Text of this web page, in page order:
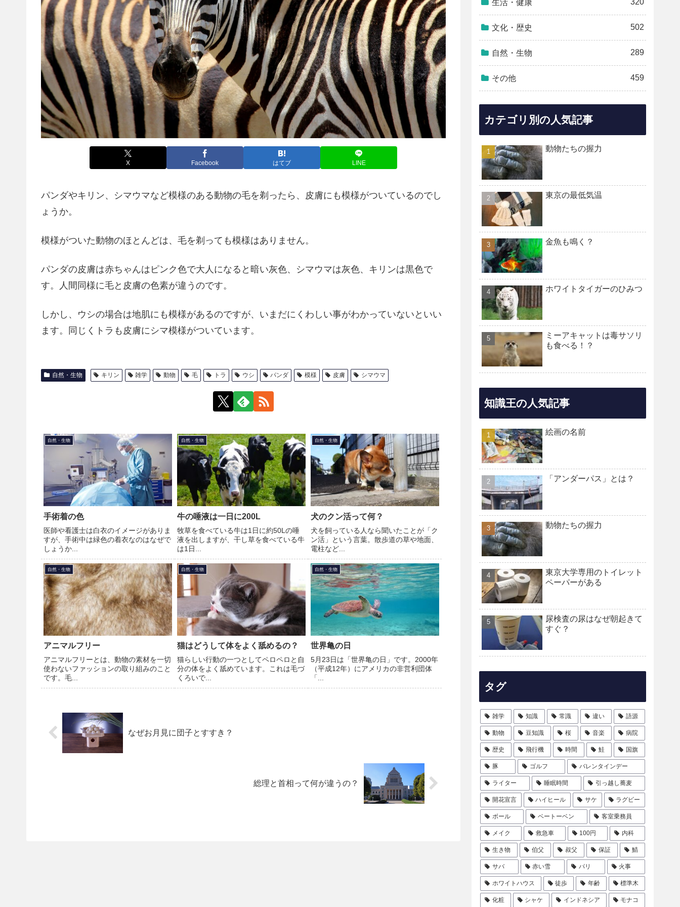
X Facebook はてブ LINE
パンダやキリン、シマウマなど模様のある動物の毛を剃ったら、皮膚にも模様がついているのでし
ょうか。
模様がついた動物のほとんどは、毛を剃っても模様はありません。
パンダの皮膚は赤ちゃんはピンク色で大人になると暗い灰色、シマウマは灰色、キリンは黒色で
す。人間同様に毛と皮膚の色素が違うのです。
しかし、ウシの場合は地肌にも模様があるのですが、いまだにくわしい事がわかっていないといい
ます。同じくトラも皮膚にシマ模様がついています。
自然・生物 キリン 雑学 動物 毛 トラ ウシ パンダ 模様 皮膚 シマウマ
自然・生物
手術着の色
医師や看護士は白衣のイメージがありま
すが、手術中は緑色の着衣なのはなぜで
しょうか...
自然・生物
牛の唾液は一日に200L
牧草を食べている牛は1日に約50Lの唾
液を出しますが、干し草を食べている牛
は1日...
自然・生物
犬のクン活って何？
犬を飼っている人なら聞いたことが「ク
ン活」という言葉。散歩道の草や地面、
電柱など...
自然・生物
アニマルフリー
アニマルフリーとは、動物の素材を一切
使わないファッションの取り組みのこと
です。毛...
自然・生物
猫はどうして体をよく舐めるの？
猫らしい行動の一つとしてペロペロと自
分の体をよく舐めています。これは毛づ
くろいで...
自然・生物
世界亀の日
5月23日は「世界亀の日」です。2000年
（平成12年）にアメリカの非営利団体
「...
なぜお月見に団子とすすき？
総理と首相って何が違うの？
生活・健康 320
文化・歴史 502
自然・生物 289
その他 459
カテゴリ別の人気記事
動物たちの握力
東京の最低気温
金魚も鳴く？
ホワイトタイガーのひみつ
ミーアキャットは毒サソリ
も食べる！？
知識王の人気記事
絵画の名前
「アンダーパス」とは？
動物たちの握力
東京大学専用のトイレット
ペーパーがある
尿検査の尿はなぜ朝起きて
すぐ？
タグ
雑学 知識 常識 違い 語源
動物 豆知識 桜 音楽 病院
歴史 飛行機 時間 鮭 国旗
豚 ゴルフ バレンタインデー
ライター 睡眠時間 引っ越し蕎麦
開花宣言 ハイヒール サケ ラグビー
ボール ベートーベン 客室乗務員
メイク 救急車 100円 内科
生き物 伯父 叔父 保証 鯖
サバ 赤い雪 パリ 火事
ホワイトハウス 徒歩 年齢 標準木
化粧 シャケ インドネシア モナコ